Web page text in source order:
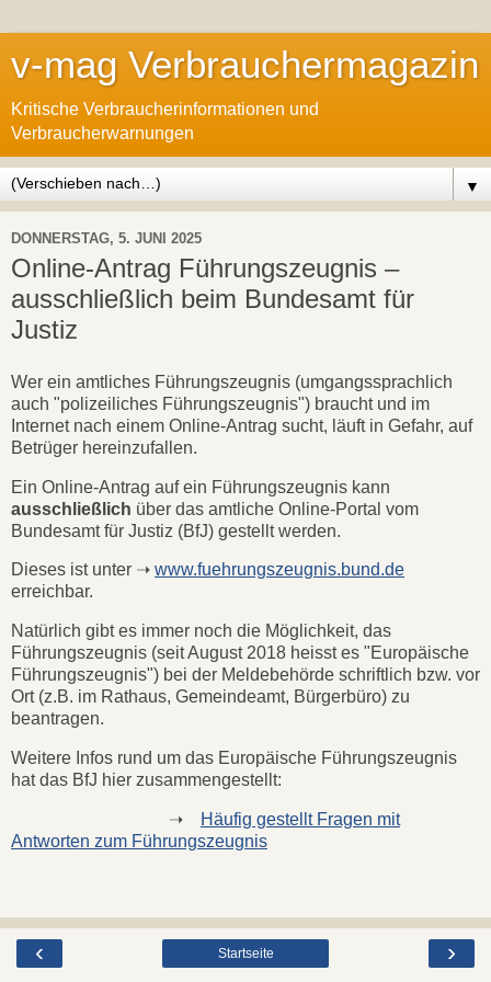
v-mag Verbrauchermagazin
Kritische Verbraucherinformationen und
Verbraucherwarnungen
▼
DONNERSTAG, 5. JUNI 2025
Online-Antrag Führungszeugnis –
ausschließlich beim Bundesamt für
Justiz
Wer ein amtliches Führungszeugnis (umgangssprachlich
auch "polizeiliches Führungszeugnis") braucht und im
Internet nach einem Online-Antrag sucht, läuft in Gefahr, auf
Betrüger hereinzufallen.
Ein Online-Antrag auf ein Führungszeugnis kann
ausschließlich über das amtliche Online-Portal vom
Bundesamt für Justiz (BfJ) gestellt werden.
Dieses ist unter ➝ www.fuehrungszeugnis.bund.de
erreichbar.
Natürlich gibt es immer noch die Möglichkeit, das
Führungszeugnis (seit August 2018 heisst es "Europäische
Führungszeugnis") bei der Meldebehörde schriftlich bzw. vor
Ort (z.B. im Rathaus, Gemeindeamt, Bürgerbüro) zu
beantragen.
Weitere Infos rund um das Europäische Führungszeugnis
hat das BfJ hier zusammengestellt:
➝
Häufig gestellt Fragen mit
Antworten zum Führungszeugnis
‹ ›
Startseite